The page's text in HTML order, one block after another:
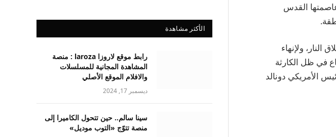
إقامة دولته المستقلة على خطوط الرابع من يونيو 1967، وعاصمتها القدس
ولإنهاء
في ظل الكارثة
الأمريكي دونالد
الأكثر مشاهدة
رابط موقع لاروزا laroza : منصة
المشاهدة المجانية للمسلسلات
والافلام الموقع الأصلي
ديسمبر 17, 2024
سينا سالم.. حين تتحول الكاميرا إلى
منصة تتوّج «التوب موديل»